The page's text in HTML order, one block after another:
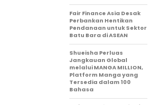
Fair Finance Asia Desak
Perbankan Hentikan
Pendanaan untuk Sektor
Batu Bara di ASEAN
Shueisha Perluas
Jangkauan Global
melalui MANGA MILLION,
Platform Manga yang
Tersedia dalam 100
Bahasa